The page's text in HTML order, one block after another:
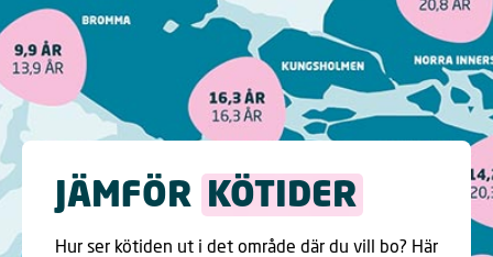
JÄMFÖR KÖTIDER
Hur ser kötiden ut i det område där du vill bo? Här